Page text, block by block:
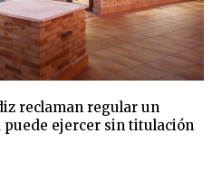
reclaman regular un
ejercer sin titulación